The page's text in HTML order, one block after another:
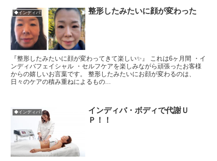
◆インディバ 整形したみたいに顔が変わった
『整形したみたいに顔が変わってきて楽しい✨』 これは6ヶ月間 ・イ
ンディバフェイシャル ・セルフケアを楽しみながら頑張ったお客様
からの嬉しいお言葉です。 整形したみたいにお顔が変わるのは、
日々のケアの積み重ねによるもの...
◆インディバ
インディバ・ボディで代謝Ｕ
Ｐ！！